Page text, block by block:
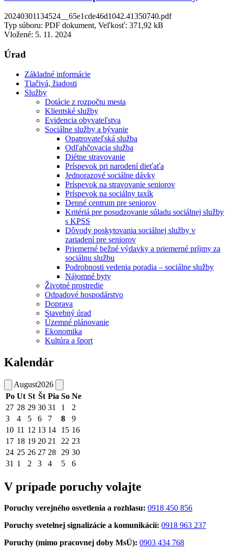
20240301134524__65e1cde46d1042.41350740.pdf
Typ súboru: PDF dokument, Veľkosť: 371,92 kB
Vložené: 5. 11. 2024
Úrad
Základné informácie
Tlačivá, žiadosti
Služby
Dotácie z rozpočtu mesta
Klientské služby
Evidencia obyvateľstva
Sociálne služby a bývanie
Opatrovateľská služba
Odľahčovacia služba
Diétne stravovanie
Príspevok pri narodení dieťaťa
Jednorazové sociálne dávky
Príspevok na stravovanie seniorov
Príspevok na sociálny taxík
Denné centrum pre seniorov
Kritériá pre posudzovanie súladu sociálnej služby
s KPSS
Dôvody poskytovania sociálnej služby v
zariadení pre seniorov
Priemerné bežné výdavky a priemerné príjmy za
sociálnu službu
Podrobnosti vedenia poradia – sociálne služby
Nájomné byty
Životné prostredie
Odpadové hospodárstvo
Doprava
Stavebný úrad
Územné plánovanie
Ekonomika
Kultúra a šport
Kalendár
August2026
Po Ut St Št Pia So Ne
27 28 29 30 31 1
2
3
4 5 6 7 8
9
10 11 12 13 14 15 16
17 18 19 20 21 22 23
24 25 26 27 28 29 30
31 1 2 3 4 5 6
V prípade poruchy volajte
Poruchy verejného osvetlenia a rozhlasu: 0918 450 856
Poruchy svetelnej signalizácie a komunikácií: 0918 963 237
Poruchy (mimo pracovnej doby MsÚ): 0903 434 768